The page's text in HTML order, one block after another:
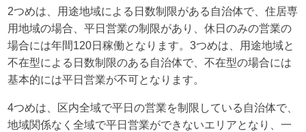
2つめは、用途地域による日数制限がある自治体で、住居専
用地域の場合、平日営業の制限があり、休日のみの営業の
場合には年間120日稼働となります。3つめは、用途地域と
不在型による日数制限のある自治体で、不在型の場合には
基本的には平日営業が不可となります。
4つめは、区内全域で平日の営業を制限している自治体で、
地域関係なく全域で平日営業ができないエリアとなり、一